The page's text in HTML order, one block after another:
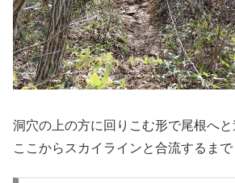
洞穴の上の方に回りこむ形で尾根へと
ここからスカイラインと合流するまで